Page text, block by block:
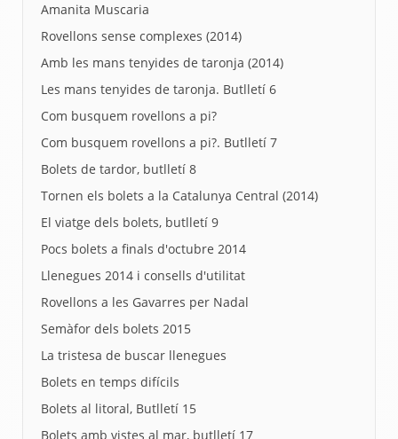
Amanita Muscaria
Rovellons sense complexes (2014)
Amb les mans tenyides de taronja (2014)
Les mans tenyides de taronja. Butlletí 6
Com busquem rovellons a pi?
Com busquem rovellons a pi?. Butlletí 7
Bolets de tardor, butlletí 8
Tornen els bolets a la Catalunya Central (2014)
El viatge dels bolets, butlletí 9
Pocs bolets a finals d'octubre 2014
Llenegues 2014 i consells d'utilitat
Rovellons a les Gavarres per Nadal
Semàfor dels bolets 2015
La tristesa de buscar llenegues
Bolets en temps difícils
Bolets al litoral, Butlletí 15
Bolets amb vistes al mar, butlletí 17